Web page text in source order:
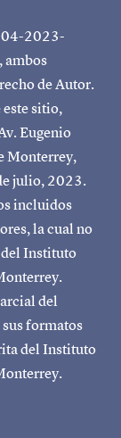
04-2023-
de Autor.
sitio,
Eugenio
Monterrey,
julio, 2023.
incluidos
la cual no
Instituto
del
formatos
del Instituto